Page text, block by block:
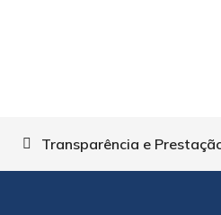
Transparência e